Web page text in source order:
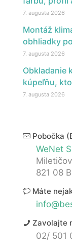
7. augusta 2026
Montáž
obhliadky
7. augusta 2026
Obkladanie
kúpeľňu,
7. augusta 2026
Pobočka
WeNet
821 08
Máte
Zavolajte
02/ 501